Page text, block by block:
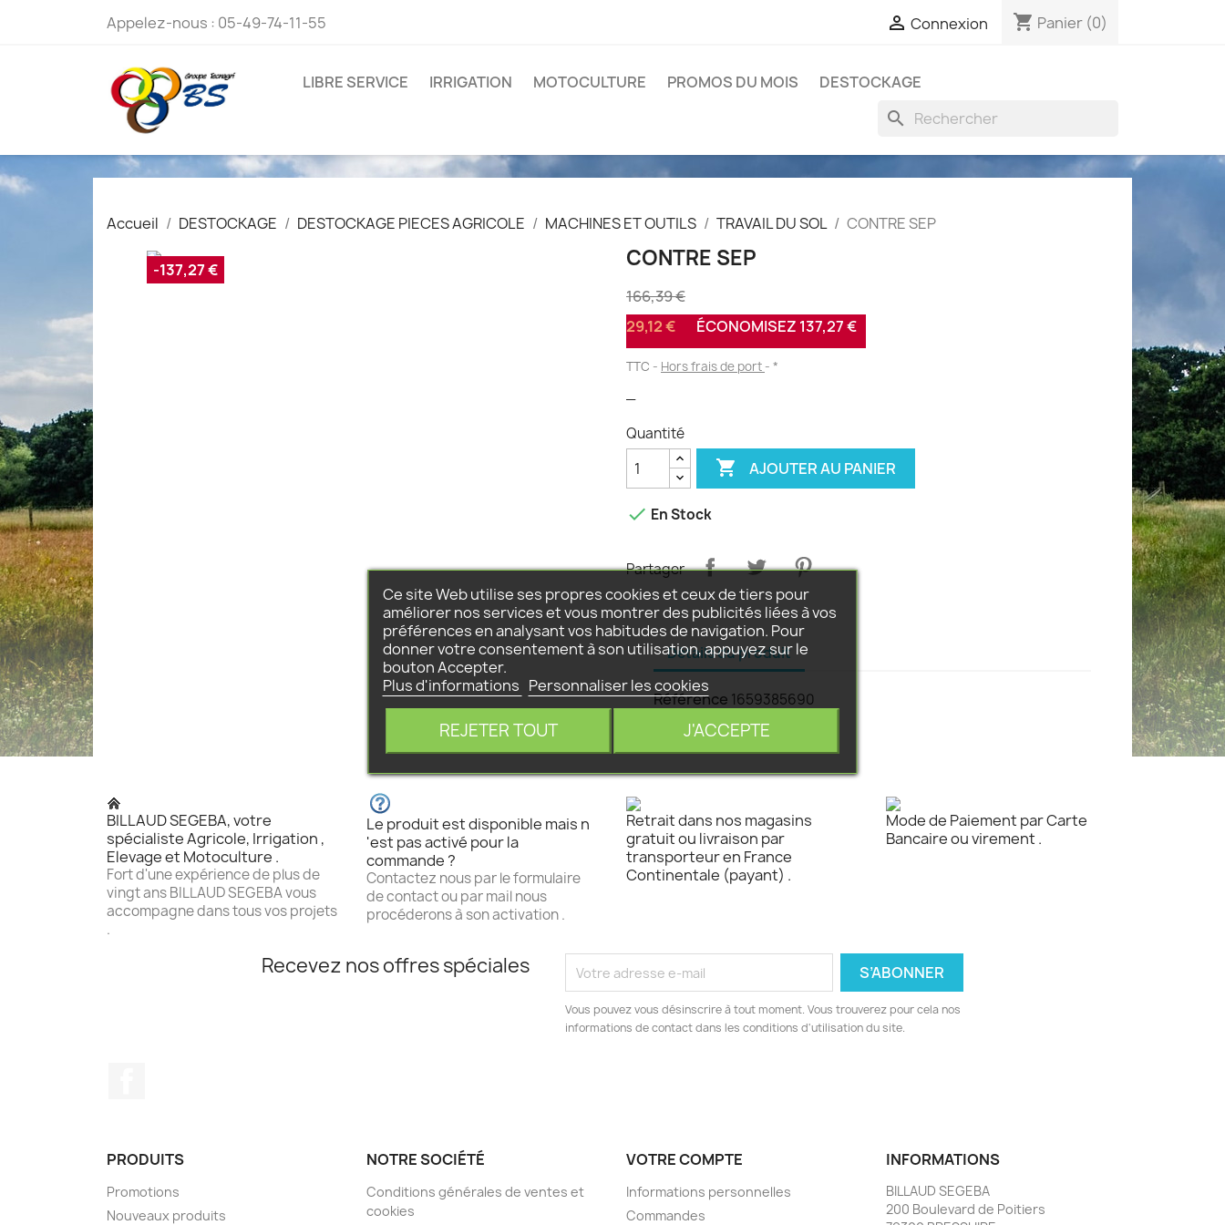
Appelez-nous : 05-49-74-11-55  Connexion shopping_cart Panier (0)
LIBRE SERVICE IRRIGATION MOTOCULTURE PROMOS DU MOIS DESTOCKAGE
search
Accueil DESTOCKAGE DESTOCKAGE PIECES AGRICOLE MACHINES ET OUTILS TRAVAIL DU SOL CONTRE SEP
-137,27 € CONTRE SEP
166,39 €
29,12 €
ÉCONOMISEZ 137,27 €
TTC Hors frais de port *
Quantité
 AJOUTER AU PANIER
 En Stock
Partager
Détails du produit
Référence 1659385690
BILLAUD SEGEBA, votre
spécialiste Agricole, Irrigation ,
Elevage et Motoculture .
Fort d'une expérience de plus de
vingt ans BILLAUD SEGEBA vous
accompagne dans tous vos projets
.
Le produit est disponible mais n
'est pas activé pour la
commande ?
Contactez nous par le formulaire
de contact ou par mail nous
procéderons à son activation .
Retrait dans nos magasins
gratuit ou livraison par
transporteur en France
Continentale (payant) .
Mode de Paiement par Carte
Bancaire ou virement .
Recevez nos offres spéciales
Vous pouvez vous désinscrire à tout moment. Vous trouverez pour cela nos
informations de contact dans les conditions d'utilisation du site.
PRODUITS
Promotions
Nouveaux produits
NOTRE SOCIÉTÉ
Conditions générales de ventes et
cookies
VOTRE COMPTE
Informations personnelles
Commandes
INFORMATIONS
BILLAUD SEGEBA
200 Boulevard de Poitiers
Ce site Web utilise ses propres cookies et ceux de tiers pour
améliorer nos services et vous montrer des publicités liées à vos
préférences en analysant vos habitudes de navigation. Pour
donner votre consentement à son utilisation, appuyez sur le
bouton Accepter.
Plus d'informations Personnaliser les cookies
REJETER TOUT J'ACCEPTE